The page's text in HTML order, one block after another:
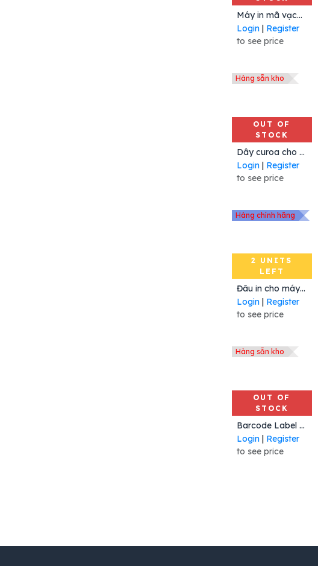
In tem RFID
Máy in mã vạch MP4000D, 203 dpi, Mã: MP4000D-TR2P111W1B1, Hiệu Meferi
Login| Register
to see price
Hàng sẵn kho
OUT OF
STOCK
Dây curoa cho máy in mã vạch Zebra 105SL 200dpi (45189-22)
Login| Register
to see price
Hàng chính hãng
2 UNITS
LEFT
Add to CartĐâu in cho máy in Zebra 105SL 203 dpi, Mã : G32432-1M, Hiệu Zebra
Login| Register
to see price
Hàng sẵn kho
OUT OF
STOCK
Barcode Label Printer, Honeywell PM45A, Full Touch Display, Ethernet, Fixed Hanger, Thermal Transfer, 203 DPI, No Power Cord
Login| Register
to see price